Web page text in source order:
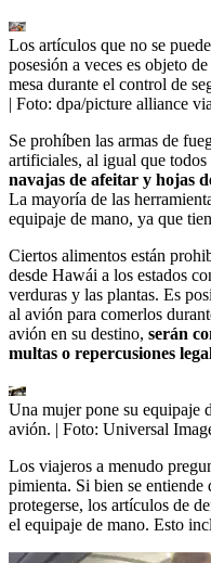
Los artículos que no se
posesión a veces es objeto
mesa durante el control de
| Foto: dpa/picture alliance
Se prohíben las armas de
artificiales, al igual que
navajas de afeitar y hojas
La mayoría de las
equipaje de mano, ya que
Ciertos alimentos están
desde Hawái a los estados
verduras y las plantas. Es
al avión para comerlos
avión en su destino, serán
multas o repercusiones
Una mujer pone su equipaje
avión. | Foto: Universal
Los viajeros a menudo
pimienta. Si bien se entiende
protegerse, los artículos de
el equipaje de mano. Esto